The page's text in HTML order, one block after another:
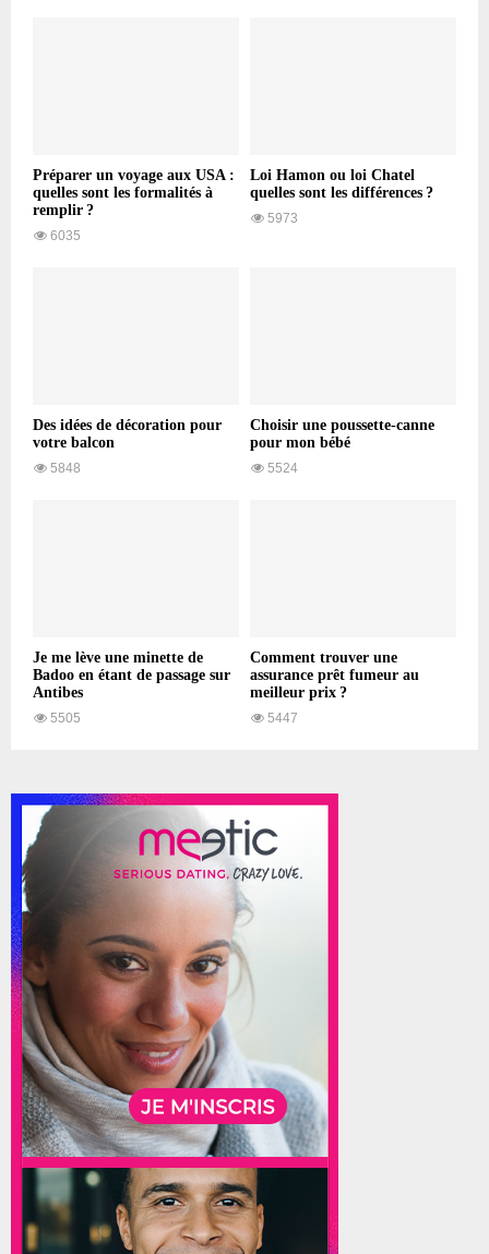
Préparer un voyage aux USA :
quelles sont les formalités à
remplir ?
6035
Loi Hamon ou loi Chatel
quelles sont les différences ?
5973
Des idées de décoration pour
votre balcon
5848
Choisir une poussette-canne
pour mon bébé
5524
Je me lève une minette de
Badoo en étant de passage sur
Antibes
5505
Comment trouver une
assurance prêt fumeur au
meilleur prix ?
5447